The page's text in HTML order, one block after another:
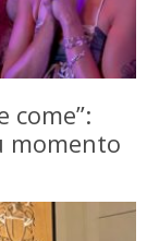
come”:
momento